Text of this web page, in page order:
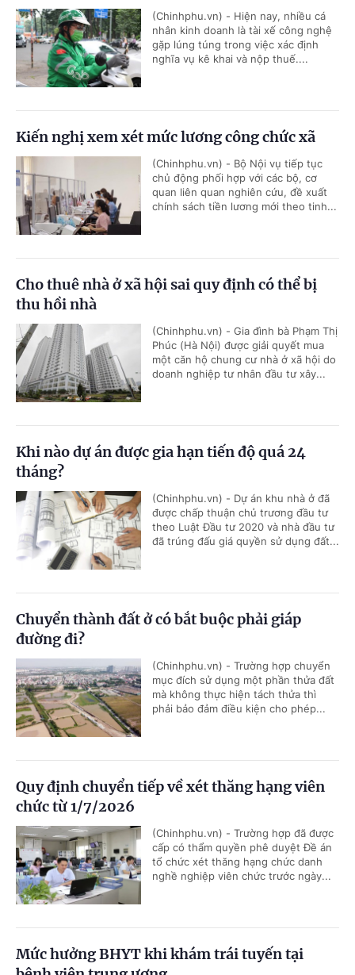
(Chinhphu.vn) - Hiện nay, nhiều cá
nhân kinh doanh là tài xế công nghệ
gặp lúng túng trong việc xác định
nghĩa vụ kê khai và nộp thuế....
Kiến nghị xem xét mức lương công chức xã
(Chinhphu.vn) - Bộ Nội vụ tiếp tục
chủ động phối hợp với các bộ, cơ
quan liên quan nghiên cứu, đề xuất
chính sách tiền lương mới theo tinh...
Cho thuê nhà ở xã hội sai quy định có thể bị
thu hồi nhà
(Chinhphu.vn) - Gia đình bà Phạm Thị
Phúc (Hà Nội) được giải quyết mua
một căn hộ chung cư nhà ở xã hội do
doanh nghiệp tư nhân đầu tư xây...
Khi nào dự án được gia hạn tiến độ quá 24
tháng?
(Chinhphu.vn) - Dự án khu nhà ở đã
được chấp thuận chủ trương đầu tư
theo Luật Đầu tư 2020 và nhà đầu tư
đã trúng đấu giá quyền sử dụng đất...
Chuyển thành đất ở có bắt buộc phải giáp
đường đi?
(Chinhphu.vn) - Trường hợp chuyển
mục đích sử dụng một phần thửa đất
mà không thực hiện tách thửa thì
phải bảo đảm điều kiện cho phép...
Quy định chuyển tiếp về xét thăng hạng viên
chức từ 1/7/2026
(Chinhphu.vn) - Trường hợp đã được
cấp có thẩm quyền phê duyệt Đề án
tổ chức xét thăng hạng chức danh
nghề nghiệp viên chức trước ngày...
Mức hưởng BHYT khi khám trái tuyến tại